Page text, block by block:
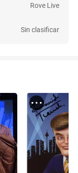
Rove Live
Sin clasificar